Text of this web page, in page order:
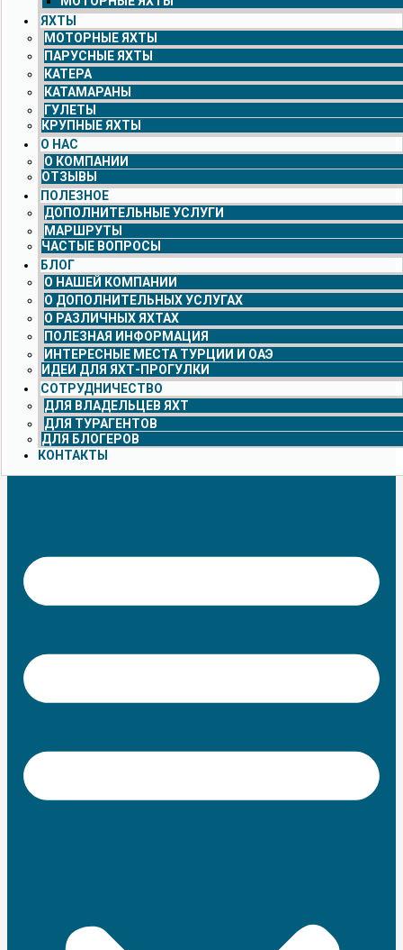
ЯХТЫ
МОТОРНЫЕ ЯХТЫ
ПАРУСНЫЕ ЯХТЫ
КАТЕРА
КАТАМАРАНЫ
ГУЛЕТЫ
КРУПНЫЕ ЯХТЫ
О НАС
О КОМПАНИИ
ОТЗЫВЫ
ПОЛЕЗНОЕ
ДОПОЛНИТЕЛЬНЫЕ УСЛУГИ
МАРШРУТЫ
ЧАСТЫЕ ВОПРОСЫ
БЛОГ
О НАШЕЙ КОМПАНИИ
О ДОПОЛНИТЕЛЬНЫХ УСЛУГАХ
О РАЗЛИЧНЫХ ЯХТАХ
ПОЛЕЗНАЯ ИНФОРМАЦИЯ
ИНТЕРЕСНЫЕ МЕСТА ТУРЦИИ И ОАЭ
ИДЕИ ДЛЯ ЯХТ-ПРОГУЛКИ
СОТРУДНИЧЕСТВО
ДЛЯ ВЛАДЕЛЬЦЕВ ЯХТ
ДЛЯ ТУРАГЕНТОВ
ДЛЯ БЛОГЕРОВ
КОНТАКТЫ